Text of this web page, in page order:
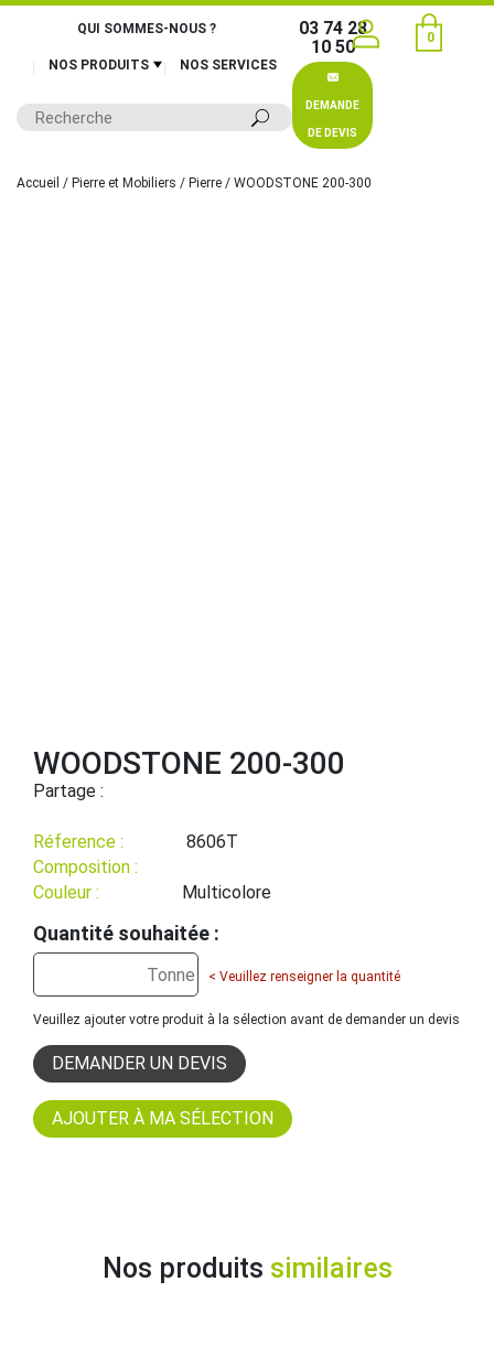
QUI SOMMES-NOUS ?
NOS PRODUITS NOS SERVICES
03 74 28
10 50
DEMANDE
DE DEVIS
0
Accueil / Pierre et Mobiliers / Pierre / WOODSTONE 200-300
WOODSTONE 200-300
Partage :
Réference :
8606T
Composition :
Couleur :
Multicolore
Quantité souhaitée :
< Veuillez renseigner la quantité
Veuillez ajouter votre produit à la sélection avant de demander un devis
DEMANDER UN DEVIS
Nos produits similaires